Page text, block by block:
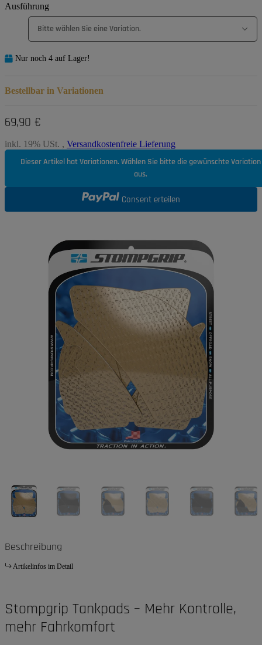
Ausführung
Bitte wählen Sie eine Variation.
Nur noch 4 auf Lager!
Bestellbar in Variationen
69,90 €
inkl. 19% USt. , Versandkostenfreie Lieferung
Dieser Artikel hat Variationen. Wählen Sie bitte die gewünschte Variation
aus.
Consent erteilen
Beschreibung
Artikelinfos im Detail
Stompgrip Tankpads – Mehr Kontrolle,
mehr Fahrkomfort